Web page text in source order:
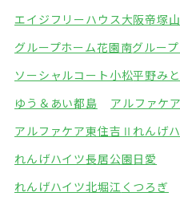
エイジフリーハウス大阪帝塚山
グループホーム花園南グルー
ソーシャルコート小松平野み
ゆう＆あい都島
アルファケ
アルファケア東住吉Ⅱ れんげ
れんげハイツ長居公園日愛
れんげハイツ北堀江 くつろぎ